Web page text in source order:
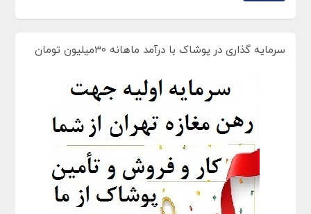
سرمایه گذاری در پوشاک با درآمد ماهانه 30میلیون تومان